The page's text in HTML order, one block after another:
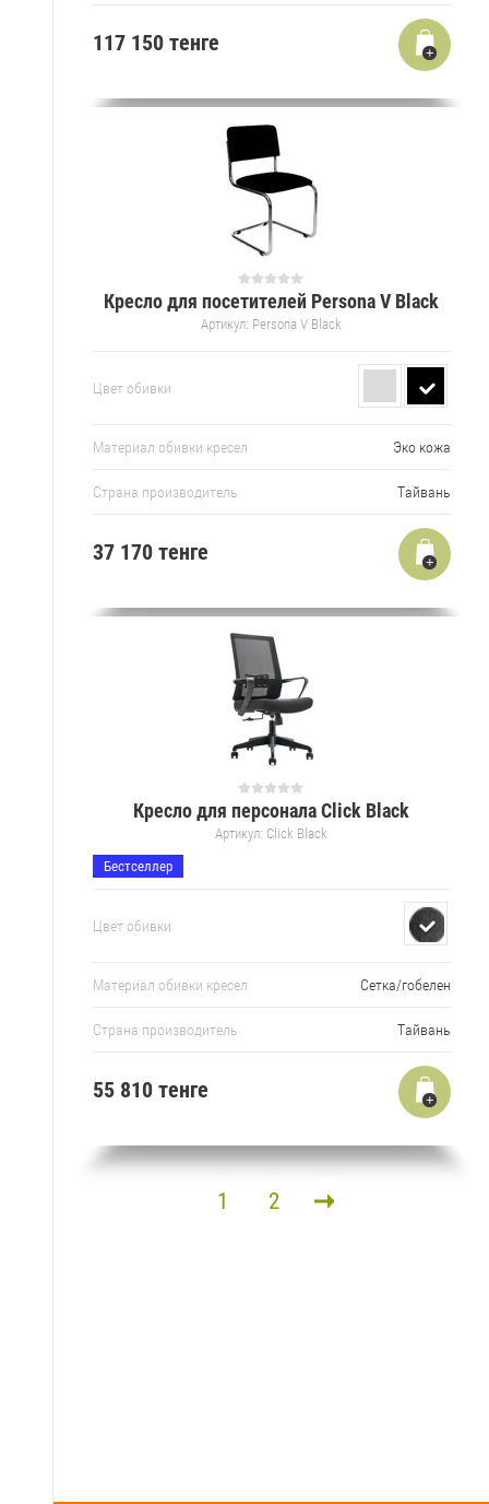
117 150 тенге
Кресло для посетителей Persona V Black
Артикул: Persona V Black
Цвет обивки
Материал обивки кресел Эко кожа
Страна производитель Тайвань
37 170 тенге
Кресло для персонала Click Black
Артикул: Click Black
Бестселлер
Цвет обивки
Материал обивки кресел Сетка/гобелен
Страна производитель Тайвань
55 810 тенге
1 2